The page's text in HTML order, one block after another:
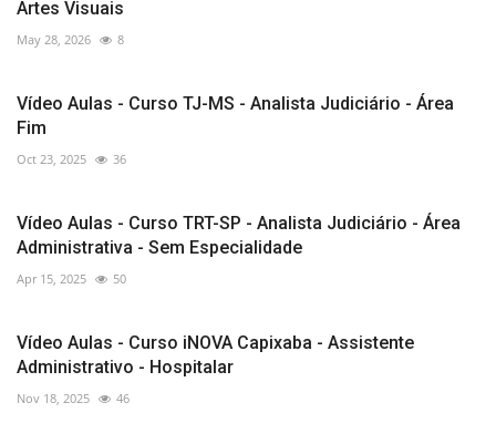
Artes Visuais
May 28, 2026 8
Vídeo Aulas - Curso TJ-MS - Analista Judiciário - Área
Fim
Oct 23, 2025 36
Vídeo Aulas - Curso TRT-SP - Analista Judiciário - Área
Administrativa - Sem Especialidade
Apr 15, 2025 50
Vídeo Aulas - Curso iNOVA Capixaba - Assistente
Administrativo - Hospitalar
Nov 18, 2025 46